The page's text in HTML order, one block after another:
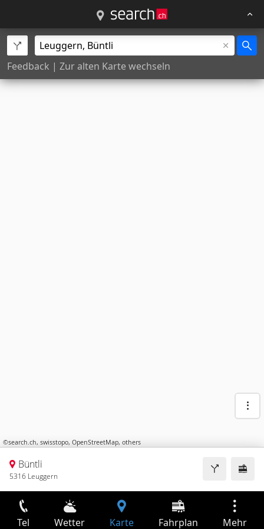
Feedback | Zur alten Karte wechseln
©search.ch, swisstopo, OpenStreetMap, others
Büntli
5316 Leuggern
Tel Wetter Karte Fahrplan Mehr